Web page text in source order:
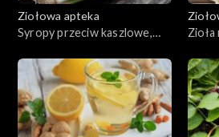
Ziołowa apteka
Syropy przeciw kaszlowe,